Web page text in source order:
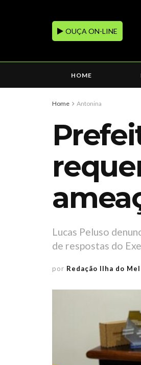
OUÇA ON-LINE
HOME
Home Antonina
Lucas Peluso
de respostas do
por Redação Ilha do Mel